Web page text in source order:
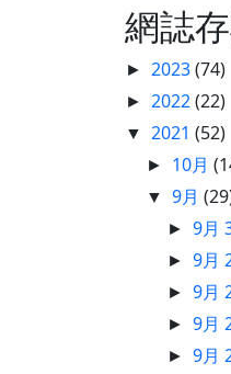
網誌
► 2023(74)
► 2022(22)
▼ 2021 (52)
► 10月
▼9月
►9月
►9月
►9月
►9月
►9月